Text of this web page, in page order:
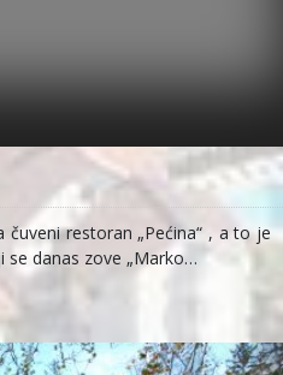
restoran „Pećina“ , a to je
se danas zove „Marko…